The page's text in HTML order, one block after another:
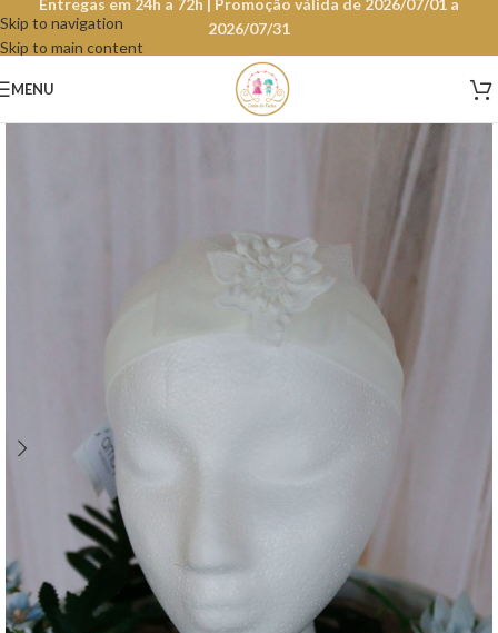
Skip to navigation
Skip to main content
Entregas em 24h a 72h | Promoção válida de 2026/07/01 a
2026/07/31
MENU